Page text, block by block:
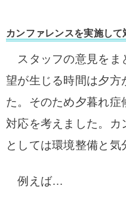
カンファレンスを実施し
スタッフの意見をま
望が生じる時間は夕方
た。そのため夕暮れ症
対応を考えました。
カ
としては環境整備と気
例えば…